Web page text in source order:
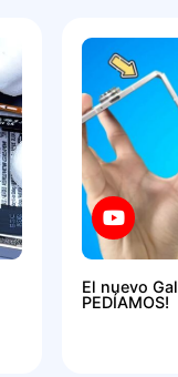
El nuevo
PEDÍAMOS!